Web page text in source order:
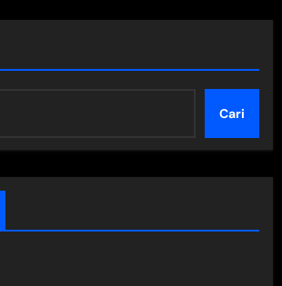
Cari